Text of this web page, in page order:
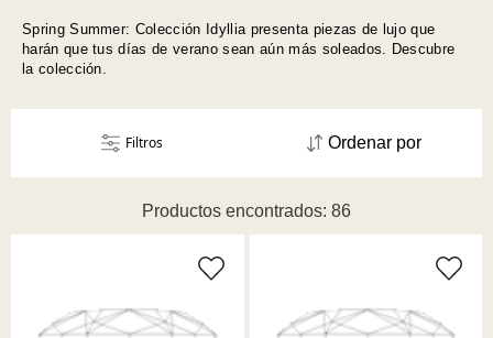
Spring Summer: Colección Idyllia presenta piezas de lujo que
harán que tus días de verano sean aún más soleados. Descubre
la colección.
Productos encontrados: 86
Ordenar por
Mejor descuento
Filtros